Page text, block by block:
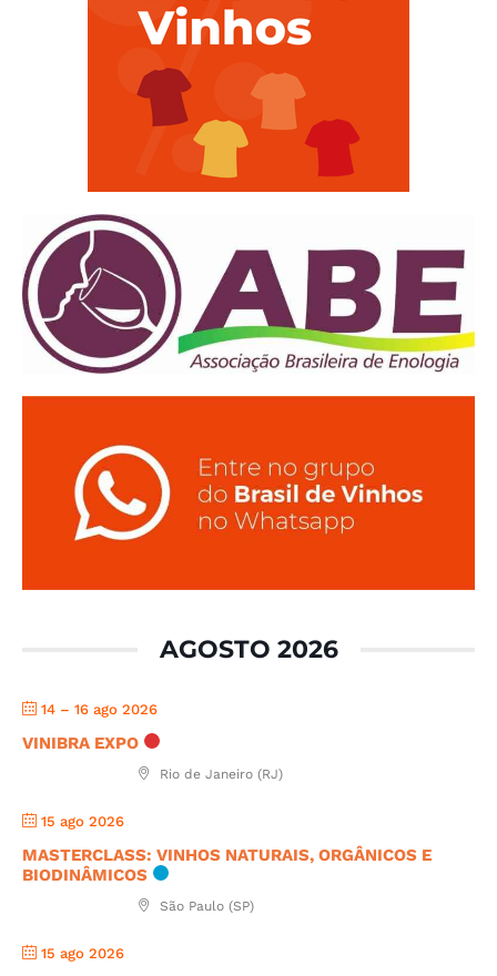
AGOSTO 2026
14 – 16 ago 2026
VINIBRA EXPO
Rio de Janeiro (RJ)
15 ago 2026
MASTERCLASS: VINHOS NATURAIS, ORGÂNICOS E
BIODINÂMICOS
São Paulo (SP)
15 ago 2026